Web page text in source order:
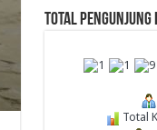
TOTAL
Total